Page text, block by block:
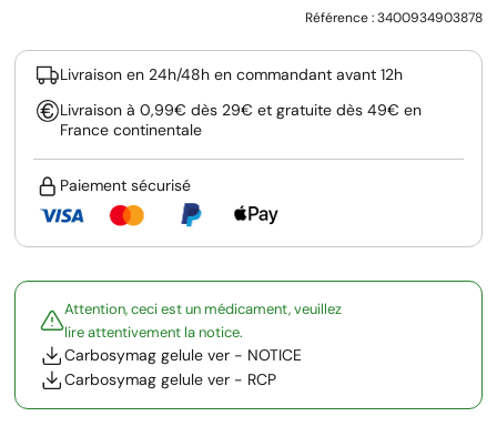
Référence :3400934903878
Livraison en 24h/48h en commandant avant 12h
Livraison à 0,99€ dès 29€ et gratuite dès 49€ en
France continentale
Paiement sécurisé
Attention, ceci est un médicament, veuillez
lire attentivement la notice.
Carbosymag gelule ver - NOTICE
Carbosymag gelule ver - RCP